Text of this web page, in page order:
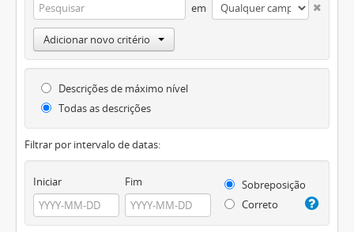
em
Adicionar novo critério
Descrições de máximo nível
Todas as descrições
Filtrar por intervalo de datas:
Iniciar Fim
Sobreposição
Correto